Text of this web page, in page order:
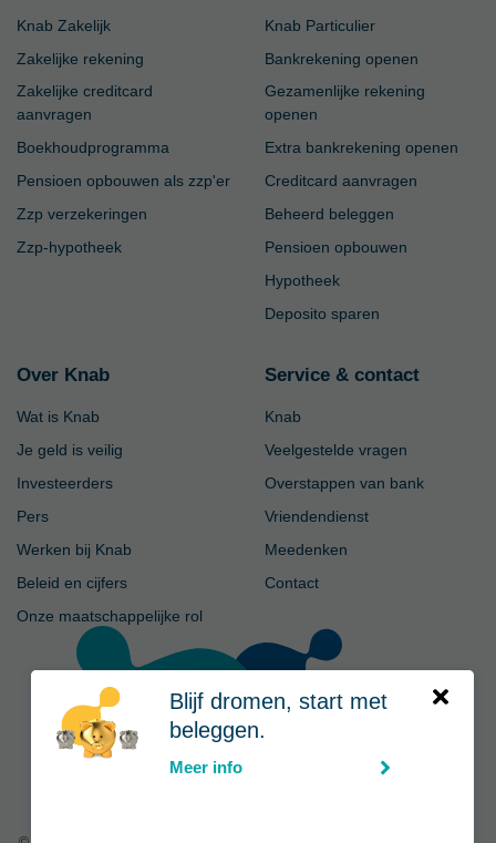
Blijf dromen, start met
beleggen.
Meer info
Knab Zakelijk
Zakelijke rekening
Zakelijke creditcard
aanvragen
Boekhoudprogramma
Pensioen opbouwen als zzp'er
Zzp verzekeringen
Zzp-hypotheek
Knab Particulier
Bankrekening openen
Gezamenlijke rekening
openen
Extra bankrekening openen
Creditcard aanvragen
Beheerd beleggen
Pensioen opbouwen
Hypotheek
Deposito sparen
Over Knab
Wat is Knab
Je geld is veilig
Investeerders
Pers
Werken bij Knab
Beleid en cijfers
Onze maatschappelijke rol
Service & contact
Knab
Veelgestelde vragen
Overstappen van bank
Vriendendienst
Meedenken
Contact